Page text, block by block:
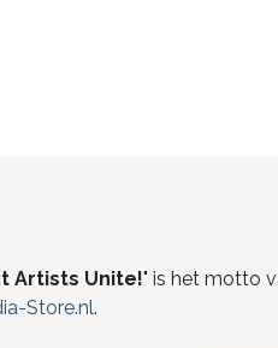
Artists Unite!" is het motto
Store.nl.